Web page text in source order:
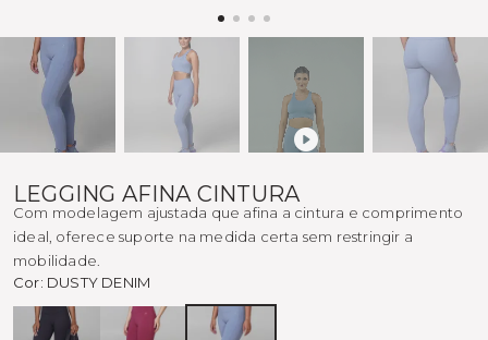
LEGGING AFINA CINTURA
Com modelagem ajustada que afina a cintura e comprimento
ideal, oferece suporte na medida certa sem restringir a
mobilidade.
Cor: DUSTY DENIM